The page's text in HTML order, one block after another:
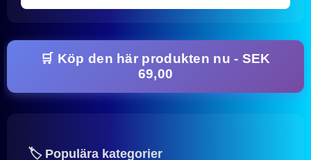
🛒 Köp den här produkten nu - SEK
69,00
🏷️ Populära kategorier